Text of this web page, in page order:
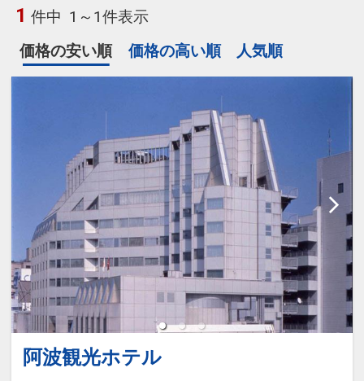
1 件中 1～1件表示
価格の安い順
価格の高い順 人気順
阿波観光ホテル